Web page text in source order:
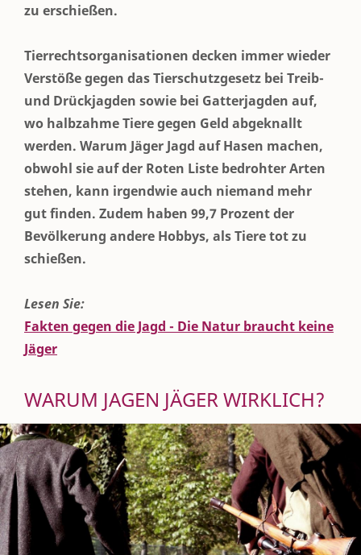
zu erschießen.
Tierrechtsorganisationen decken immer wieder
Verstöße gegen das Tierschutzgesetz bei Treib-
und Drückjagden sowie bei Gatterjagden auf,
wo halbzahme Tiere gegen Geld abgeknallt
werden. Warum Jäger Jagd auf Hasen machen,
obwohl sie auf der Roten Liste bedrohter Arten
stehen, kann irgendwie auch niemand mehr
gut finden. Zudem haben 99,7 Prozent der
Bevölkerung andere Hobbys, als Tiere tot zu
schießen.
Lesen Sie:
Fakten gegen die Jagd - Die Natur braucht keine
Jäger
WARUM JAGEN JÄGER WIRKLICH?